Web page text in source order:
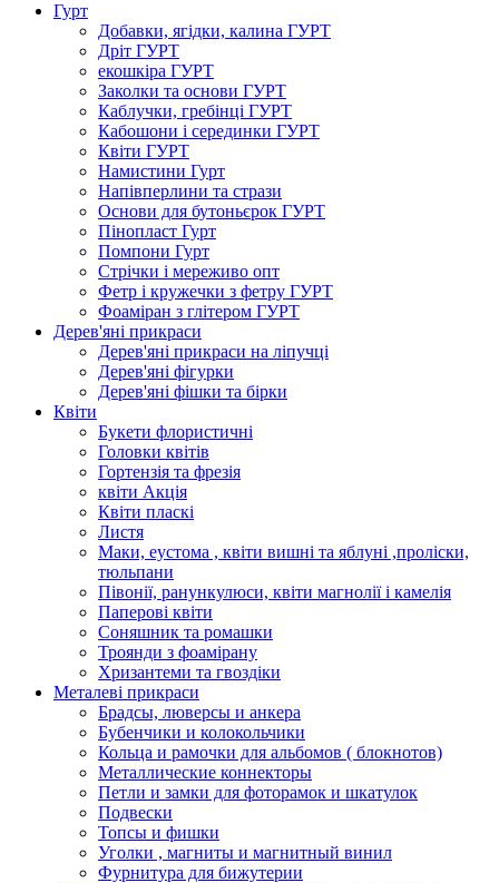
Гурт
Добавки, ягідки, калина ГУРТ
Дріт ГУРТ
екошкіра ГУРТ
Заколки та основи ГУРТ
Каблучки, гребінці ГУРТ
Кабошони і серединки ГУРТ
Квіти ГУРТ
Намистини Гурт
Напівперлини та стрази
Основи для бутоньєрок ГУРТ
Пінопласт Гурт
Помпони Гурт
Стрічки і мереживо опт
Фетр і кружечки з фетру ГУРТ
Фоаміран з глітером ГУРТ
Дерев'яні прикраси
Дерев'яні прикраси на ліпучці
Дерев'яні фігурки
Дерев'яні фішки та бірки
Квіти
Букети флористичні
Головки квітів
Гортензія та фрезія
квіти Акція
Квіти пласкі
Листя
Маки, еустома , квіти вишні та яблуні ,проліски,
тюльпани
Півонії, ранункулюси, квіти магнолії і камелія
Паперові квіти
Соняшник та ромашки
Троянди з фоамірану
Хризантеми та гвоздіки
Металеві прикраси
Брадсы, люверсы и анкера
Бубенчики и колокольчики
Кольца и рамочки для альбомов ( блокнотов)
Металлические коннекторы
Петли и замки для фоторамок и шкатулок
Подвески
Топсы и фишки
Уголки , магниты и магнитный винил
Фурнитура для бижутерии